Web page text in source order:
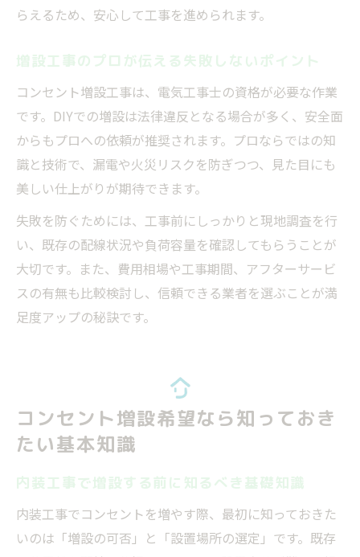
らえるため、安心して工事を進められます。
増設工事のプロが伝える失敗しないポイント
コンセント増設工事は、電気工事士の資格が必要な作業
です。DIYでの増設は法律違反となる場合が多く、安全面
からもプロへの依頼が推奨されます。プロならではの知
識と技術で、漏電や火災リスクを防ぎつつ、見た目にも
美しい仕上がりが期待できます。
失敗を防ぐためには、工事前にしっかりと現地調査を行
い、既存の配線状況や負荷容量を確認してもらうことが
大切です。また、費用相場や工事期間、アフターサービ
スの有無も比較検討し、信頼できる業者を選ぶことが満
足度アップの秘訣です。
コンセント増設希望なら知っておき
たい基本知識
内装工事で増設する前に知るべき基礎知識
内装工事でコンセントを増やす際、最初に知っておきた
いのは「増設の可否」と「設置場所の選定」です。既存